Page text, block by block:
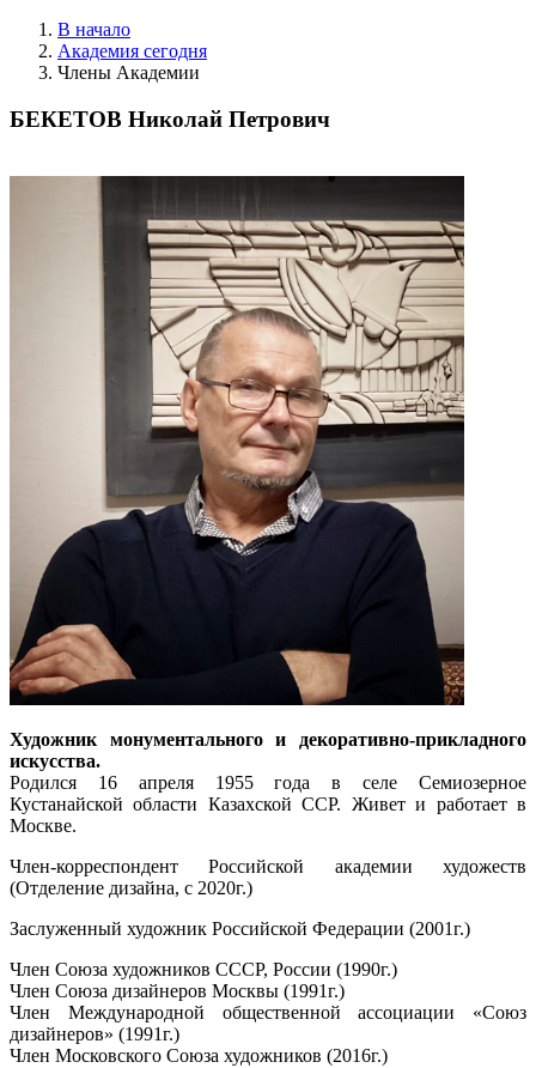
В начало
Академия сегодня
Члены Академии
БЕКЕТОВ Николай Петрович
Художник монументального и декоративно-прикладного
искусства.
Родился 16 апреля 1955 года в селе Семиозерное
Кустанайской области Казахской ССР. Живет и работает в
Москве.
Член-корреспондент Российской академии художеств
(Отделение дизайна, с 2020г.)
Заслуженный художник Российской Федерации (2001г.)
Член Союза художников СССР, России (1990г.)
Член Союза дизайнеров Москвы (1991г.)
Член Международной общественной ассоциации «Союз
дизайнеров» (1991г.)
Член Московского Союза художников (2016г.)